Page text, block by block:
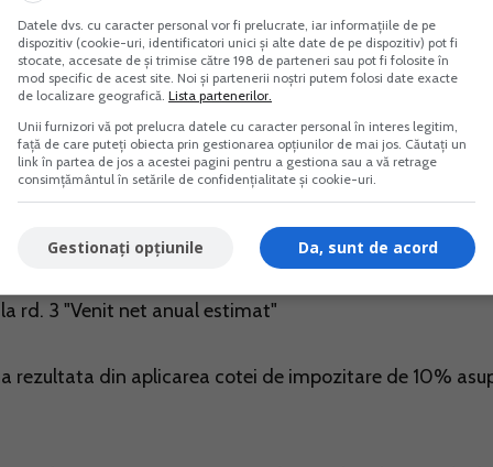
care incep/inceteaza activitatea in cursul
potrivit Codului fiscal", redusa proportional cu
activitatii;
o parte din anul fiscal de raportare, suma de la
ajustata potrivit Codului fiscal" la 365 de zile, iar
aferente anului 2019 in cazul
in cursul anului de raportare.
rd. 3 "Venit net anual estimat"
rezultata din aplicarea cotei de impozitare de 10%
Datele dvs. cu caracter personal vor fi prelucrate, iar informațiile de pe
dispozitiv (cookie-uri, identificatori unici și alte date de pe dispozitiv) pot fi
stocate, accesate de și trimise către 198 de parteneri sau pot fi folosite în
mod specific de acest site. Noi și partenerii noștri putem folosi date exacte
de localizare geografică. Lista partenerilor.
Unii furnizori vă pot prelucra datele cu caracter personal în interes legitim,
față de care puteți obiecta prin gestionarea opțiunilor de mai jos. Căutați un
link în partea de jos a acestei pagini pentru a gestiona sau a vă retrage
consimțământul în setările de confidențialitate și cookie-uri.
Da, sunt de acord
Gestionați opțiunile